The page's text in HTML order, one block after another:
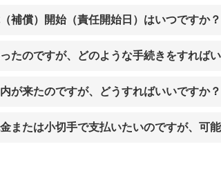
補償）開始（責任開始日）はいつですか？
たのですが、どのような手続きをすれば
が来たのですが、どうすればいいですか？
または小切手で支払いたいのですが、可